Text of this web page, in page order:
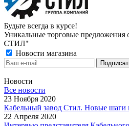
Будьте всегда в курсе!
Уникальные торговые предложения
СТИЛ"
Новости магазина
Новости
Все новости
23 Ноября 2020
Кабельный завод Стил. Новые шаги
22 Апреля 2020